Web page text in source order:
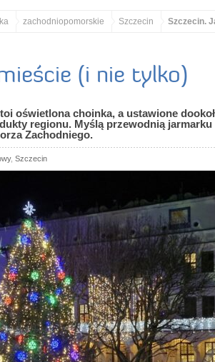
zachodniopomorskie Szczecin Szczecin.
(i nie tylko)
oświetlona choinka, a ustawione
regionu. Myślą przewodnią jarmarku
Zachodniego.
, Szczecin